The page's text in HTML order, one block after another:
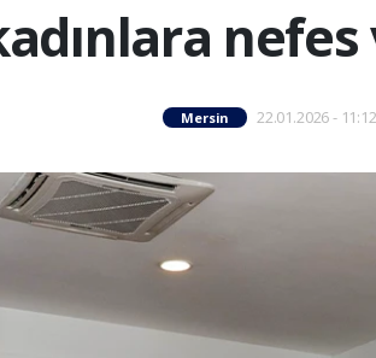
Mersin 22.01.2026 - 11:12